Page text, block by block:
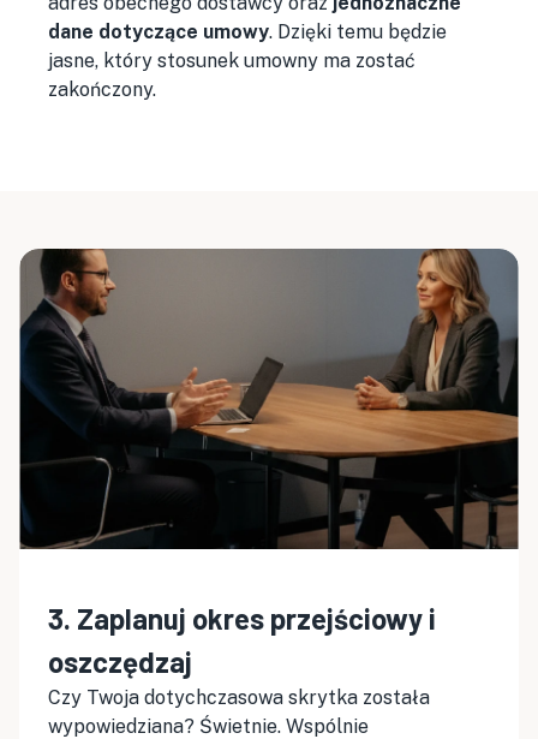
dane dotyczące umowy. Dzięki temu będzie
jasne, który stosunek umowny ma zostać
zakończony.
3. Zaplanuj okres przejściowy i
oszczędzaj
Czy Twoja dotychczasowa skrytka została
wypowiedziana? Świetnie. Wspólnie